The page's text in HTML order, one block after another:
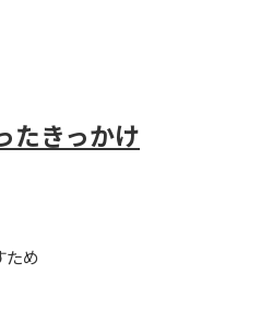
たきっかけ
ため